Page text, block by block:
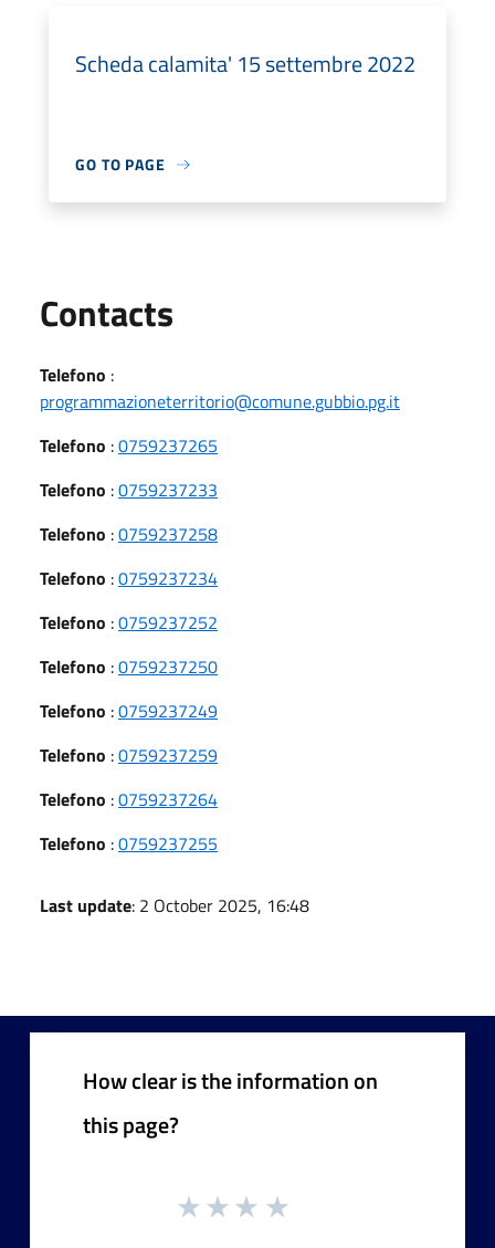
Scheda calamita' 15 settembre 2022
GO TO PAGE
Contacts
Telefono :
programmazioneterritorio@comune.gubbio.pg.it
Telefono :0759237265
Telefono :0759237233
Telefono :0759237258
Telefono :0759237234
Telefono :0759237252
Telefono :0759237250
Telefono :0759237249
Telefono :0759237259
Telefono :0759237264
Telefono :0759237255
Last update: 2 October 2025, 16:48
How clear is the information on
this page?